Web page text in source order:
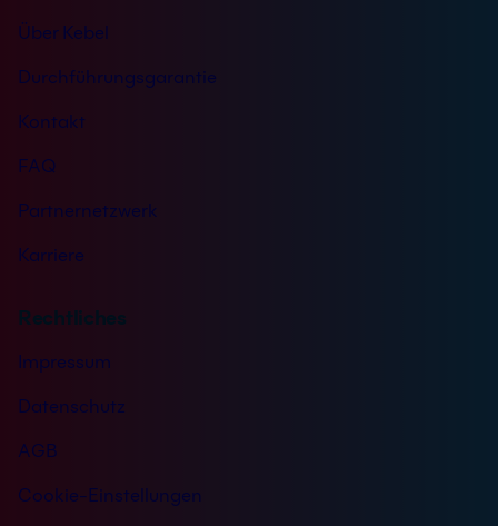
Über Kebel
Durchführungsgarantie
Kontakt
FAQ
Partnernetzwerk
Karriere
Rechtliches
Impressum
Datenschutz
AGB
Cookie-Einstellungen